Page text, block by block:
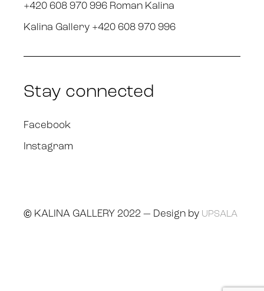
+420 608 970 996 Roman Kalina
Kalina Gallery +420 608 970 996
Stay connected
Facebook
Instagram
© KALINA GALLERY 2022 — Design by UPSALA